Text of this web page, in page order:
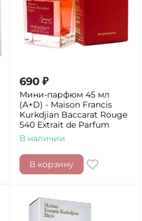
690 ₽
Мини-парфюм 45 мл
(A+D) - Maison Francis
Kurkdjian Baccarat Rouge
540 Extrait de Parfum
В наличии
В корзину